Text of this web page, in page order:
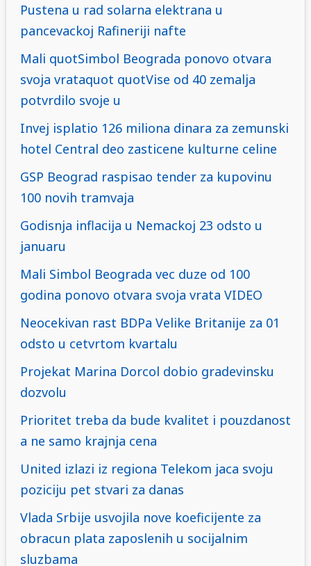
Pustena u rad solarna elektrana u
pancevackoj Rafineriji nafte
Mali quotSimbol Beograda ponovo otvara
svoja vrataquot quotVise od 40 zemalja
potvrdilo svoje u
Invej isplatio 126 miliona dinara za zemunski
hotel Central deo zasticene kulturne celine
GSP Beograd raspisao tender za kupovinu
100 novih tramvaja
Godisnja inflacija u Nemackoj 23 odsto u
januaru
Mali Simbol Beograda vec duze od 100
godina ponovo otvara svoja vrata VIDEO
Neocekivan rast BDPa Velike Britanije za 01
odsto u cetvrtom kvartalu
Projekat Marina Dorcol dobio gradevinsku
dozvolu
Prioritet treba da bude kvalitet i pouzdanost
a ne samo krajnja cena
United izlazi iz regiona Telekom jaca svoju
poziciju pet stvari za danas
Vlada Srbije usvojila nove koeficijente za
obracun plata zaposlenih u socijalnim
sluzbama